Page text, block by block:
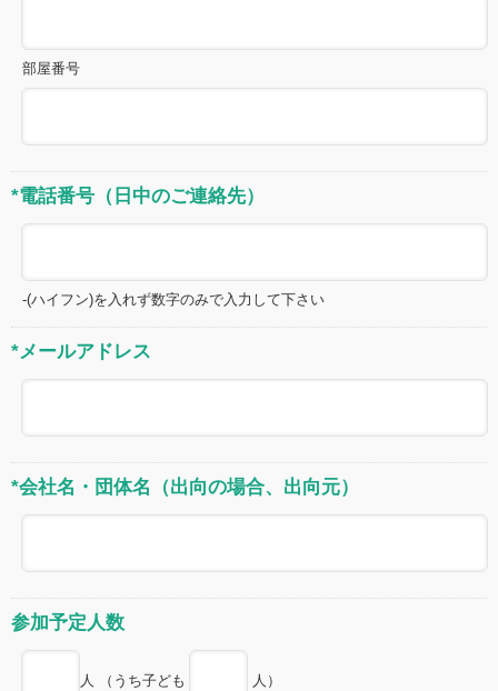
部屋番号
*電話番号（日中のご連絡先）
-(ハイフン)を入れず数字のみで入力して下さい
*メールアドレス
*会社名・団体名（出向の場合、出向元）
参加予定人数
人 （うち子ども 人）